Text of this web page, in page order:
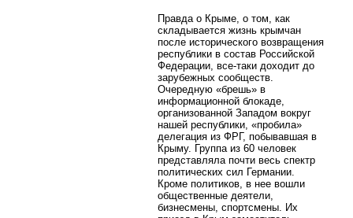
Правда о Крыме, о том, как
складывается жизнь крымчан
после исторического возвращения
республики в состав Российской
Федерации, все-таки доходит до
зарубежных сообществ.
Очередную «брешь» в
информационной блокаде,
организованной Западом вокруг
нашей республики, «пробила»
делегация из ФРГ, побывавшая в
Крыму. Группа из 60 человек
представляла почти весь спектр
политических сил Германии.
Кроме политиков, в нее вошли
общественные деятели,
бизнесмены, спортсмены. Их